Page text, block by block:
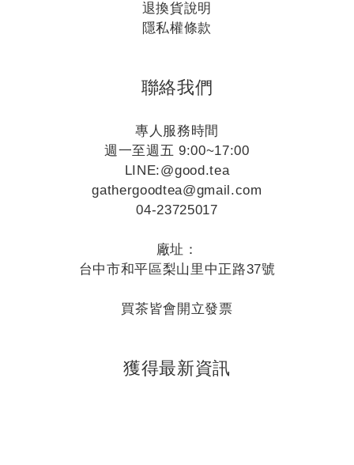
退換貨說明
隱私權條款
聯絡我們
專人服務時間
週一至週五 9:00~17:00
LINE:@good.tea
gathergoodtea@gmail.com
04-23725017
廠址：
台中市和平區梨山里中正路37號
買茶皆會開立發票
獲得最新資訊